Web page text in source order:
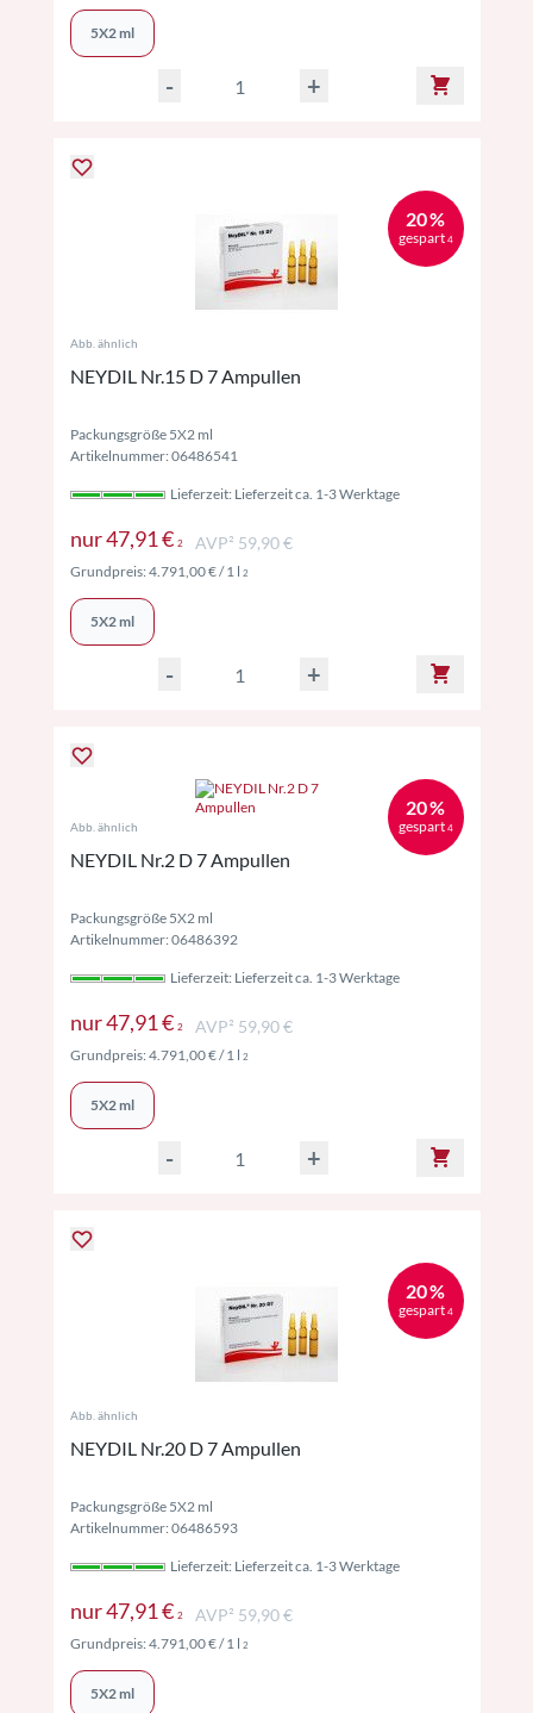
5X2 ml
- +
20 %
gespart 4
Abb. ähnlich
NEYDIL Nr.15 D 7 Ampullen
Packungsgröße 5X2 ml
Artikelnummer: 06486541
Lieferzeit: Lieferzeit ca. 1-3 Werktage
nur47,91 € 2Preise inkl. MwSt. ggf. zzgl. Versand
AVP² 59,90 €
Grundpreis:4.791,00 €/ 1 l 2Preise inkl. MwSt. ggf. zzgl. Versand
5X2 ml
- +
20 %
gespart 4
Abb. ähnlich
NEYDIL Nr.2 D 7 Ampullen
Packungsgröße 5X2 ml
Artikelnummer: 06486392
Lieferzeit: Lieferzeit ca. 1-3 Werktage
nur47,91 € 2Preise inkl. MwSt. ggf. zzgl. Versand
AVP² 59,90 €
Grundpreis:4.791,00 €/ 1 l 2Preise inkl. MwSt. ggf. zzgl. Versand
5X2 ml
- +
20 %
gespart 4
Abb. ähnlich
NEYDIL Nr.20 D 7 Ampullen
Packungsgröße 5X2 ml
Artikelnummer: 06486593
Lieferzeit: Lieferzeit ca. 1-3 Werktage
nur47,91 € 2Preise inkl. MwSt. ggf. zzgl. Versand
AVP² 59,90 €
Grundpreis:4.791,00 €/ 1 l 2Preise inkl. MwSt. ggf. zzgl. Versand
5X2 ml